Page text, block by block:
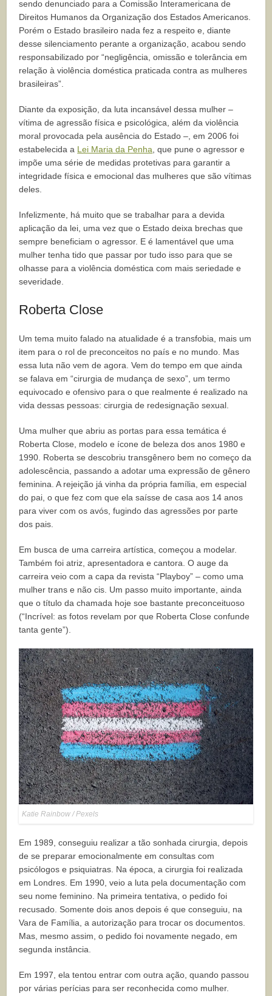
sendo denunciado para a Comissão Interamericana de
Direitos Humanos da Organização dos Estados Americanos.
Porém o Estado brasileiro nada fez a respeito e, diante
desse silenciamento perante a organização, acabou sendo
responsabilizado por “negligência, omissão e tolerância em
relação à violência doméstica praticada contra as mulheres
brasileiras”.
Diante da exposição, da luta incansável dessa mulher –
vítima de agressão física e psicológica, além da violência
moral provocada pela ausência do Estado –, em 2006 foi
estabelecida a Lei Maria da Penha , que pune o agressor e
impõe uma série de medidas protetivas para garantir a
integridade física e emocional das mulheres que são vítimas
deles.
Infelizmente, há muito que se trabalhar para a devida
aplicação da lei, uma vez que o Estado deixa brechas que
sempre beneficiam o agressor. E é lamentável que uma
mulher tenha tido que passar por tudo isso para que se
olhasse para a violência doméstica com mais seriedade e
severidade.
Roberta Close
Um tema muito falado na atualidade é a transfobia, mais um
item para o rol de preconceitos no país e no mundo. Mas
essa luta não vem de agora. Vem do tempo em que ainda
se falava em “cirurgia de mudança de sexo”, um termo
equivocado e ofensivo para o que realmente é realizado na
vida dessas pessoas: cirurgia de redesignação sexual.
Uma mulher que abriu as portas para essa temática é
Roberta Close, modelo e ícone de beleza dos anos 1980 e
1990. Roberta se descobriu transgênero bem no começo da
adolescência, passando a adotar uma expressão de gênero
feminina. A rejeição já vinha da própria família, em especial
do pai, o que fez com que ela saísse de casa aos 14 anos
para viver com os avós, fugindo das agressões por parte
dos pais.
Em busca de uma carreira artística, começou a modelar.
Também foi atriz, apresentadora e cantora. O auge da
carreira veio com a capa da revista “Playboy” – como uma
mulher trans e não cis. Um passo muito importante, ainda
que o título da chamada hoje soe bastante preconceituoso
(“Incrível: as fotos revelam por que Roberta Close confunde
tanta gente”).
Katie Rainbow / Pexels
Em 1989, conseguiu realizar a tão sonhada cirurgia, depois
de se preparar emocionalmente em consultas com
psicólogos e psiquiatras. Na época, a cirurgia foi realizada
em Londres. Em 1990, veio a luta pela documentação com
seu nome feminino. Na primeira tentativa, o pedido foi
recusado. Somente dois anos depois é que conseguiu, na
Vara de Família, a autorização para trocar os documentos.
Mas, mesmo assim, o pedido foi novamente negado, em
segunda instância.
Em 1997, ela tentou entrar com outra ação, quando passou
por várias perícias para ser reconhecida como mulher.